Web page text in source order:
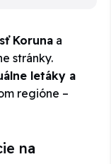
Koruna a
stránky.
letáky a
regióne –
na